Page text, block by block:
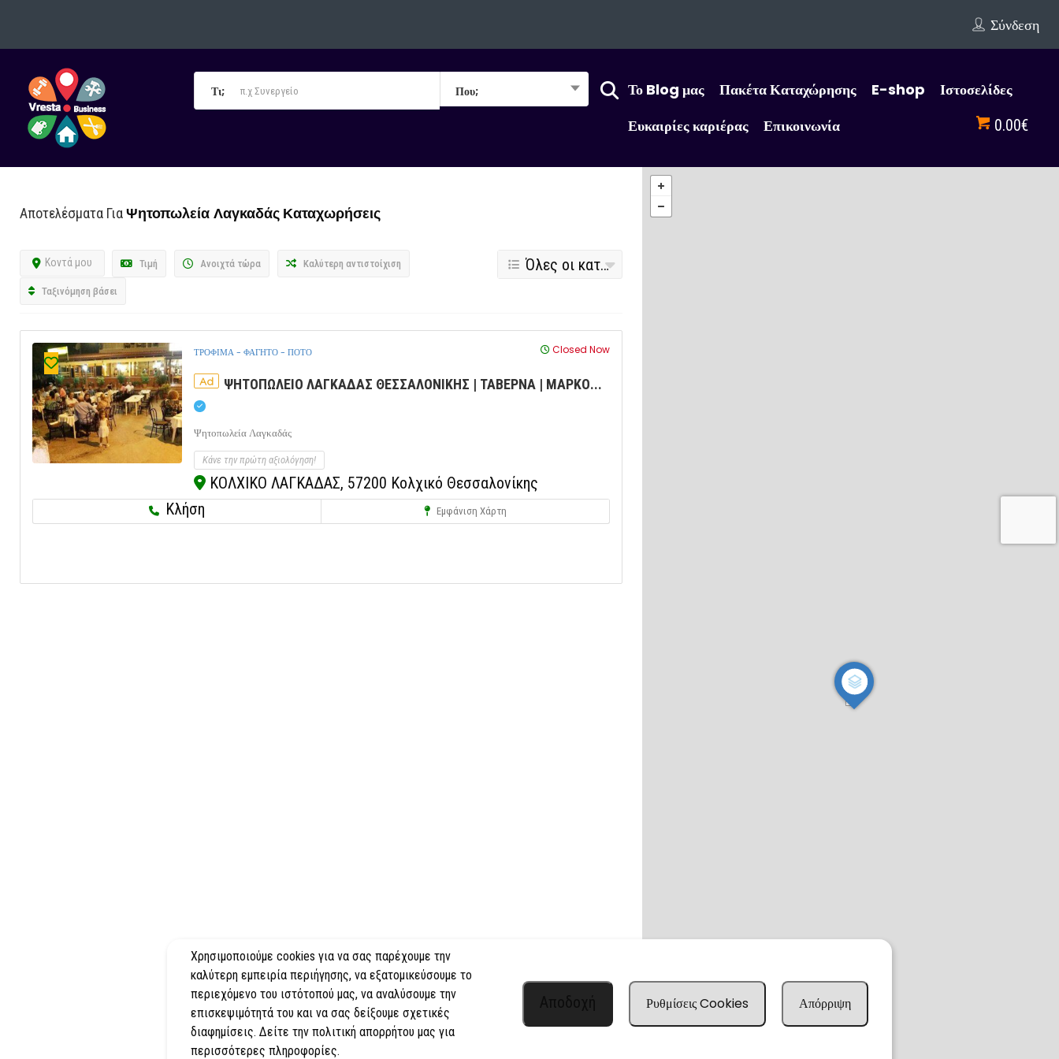
Σύνδεση
Τι; Που; Το Blog μας Πακέτα Καταχώρησης E-shop
Ιστοσελίδες
Ευκαιρίες καριέρας
Επικοινωνία 0.00€
Αποτελέσματα ΓιαΨητοπωλεία Λαγκαδάς Καταχωρήσεις
Τιμή Ανοιχτά τώρα
Κοντά μου Καλύτερη αντιστοίχιση
Ταξινόμηση βάσει
Όλες οι κατηγορίες
ΤΡΟΦΙΜΑ - ΦΑΓΗΤΟ - ΠΟΤΟ Closed Now
Ad ΨΗΤΟΠΩΛΕΙΟ ΛΑΓΚΑΔΑΣ ΘΕΣΣΑΛΟΝΙΚΗΣ | ΤΑΒΕΡΝΑ | ΜΑΡΚΟ...
Ψητοπωλεία Λαγκαδάς
Κάνε την πρώτη αξιολόγηση!
ΚΟΛΧΙΚΟ ΛΑΓΚΑΔΑΣ, 57200 Κολχικό Θεσσαλονίκης
Κλήση
Εμφάνιση Χάρτη
Χρησιμοποιούμε cookies για να σας παρέχουμε την
καλύτερη εμπειρία περιήγησης, να εξατομικεύσουμε το
περιεχόμενο του ιστότοπού μας, να αναλύσουμε την
επισκεψιμότητά του και να σας δείξουμε σχετικές
διαφημίσεις. Δείτε την πολιτική απορρήτου μας για
περισσότερες πληροφορίες.
Ρυθμίσεις Cookies Απόρριψη